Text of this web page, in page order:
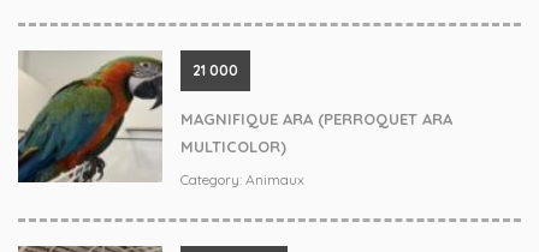
21 000
MAGNIFIQUE ARA (PERROQUET ARA
MULTICOLOR)
Category: Animaux